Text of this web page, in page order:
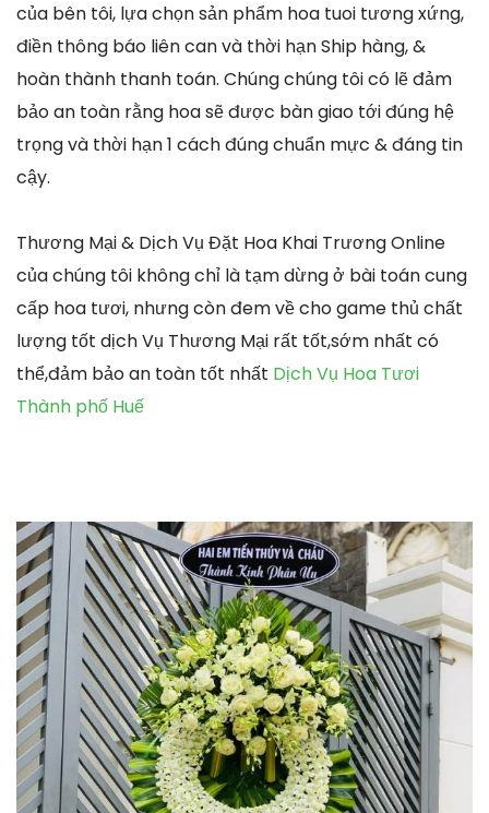
của bên tôi, lựa chọn sản phẩm hoa tuoi tương xứng,
điền thông báo liên can và thời hạn Ship hàng, &
hoàn thành thanh toán. Chúng chúng tôi có lẽ đảm
bảo an toàn rằng hoa sẽ được bàn giao tới đúng hệ
trọng và thời hạn 1 cách đúng chuẩn mực & đáng tin
cậy.
Thương Mại & Dịch Vụ Đặt Hoa Khai Trương Online
của chúng tôi không chỉ là tạm dừng ở bài toán cung
cấp hoa tươi, nhưng còn đem về cho game thủ chất
lượng tốt dịch Vụ Thương Mại rất tốt,sớm nhất có
thể,đảm bảo an toàn tốt nhất Dịch Vụ Hoa Tươi
Thành phố Huế